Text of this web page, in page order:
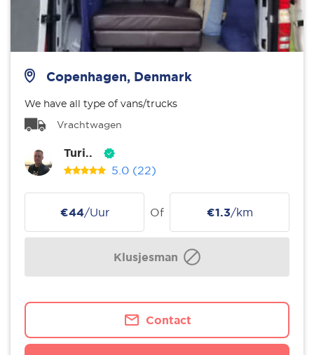
Copenhagen, Denmark
We have all type of vans/trucks
Vrachtwagen
Turi..
5.0 (22)
€44/Uur Of €1.3/km
Klusjesman
Contact